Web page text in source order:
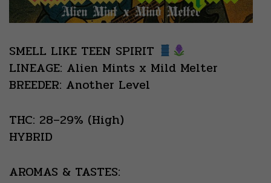
SMELL LIKE TEEN SPIRIT
LINEAGE: Alien Mints x Mild Melter
BREEDER: Another Level
THC: 28–29% (High)
HYBRID
AROMAS & TASTES: